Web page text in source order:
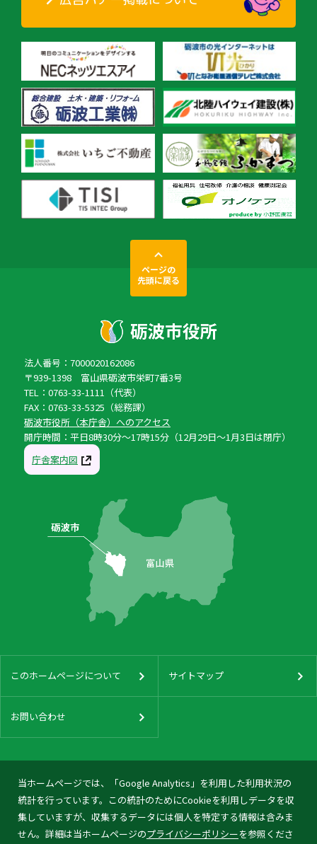
当ホームページでは、「Google Analytics」を利用した利用状況の
統計を行っています。この統計のためにCookieを利用しデータを収
集していますが、収集するデータには個人を特定する情報は含みま
せん。詳細は当ホームページのプライバシーポリシーを参照くださ
ページの
先頭に戻る
法人番号：7000020162086
〒939-1398 富山県砺波市栄町7番3号
TEL：0763-33-1111（代表）
FAX：0763-33-5325（総務課）
砺波市役所（本庁舎）へのアクセス
開庁時間：平日8時30分〜17時15分（12月29日〜1月3日は閉庁）
庁舎案内図
このホームページについて サイトマップ
お問い合わせ